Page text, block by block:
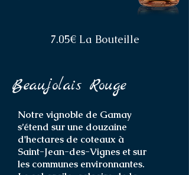
7.05€ La Bouteille
Beaujolais Rouge
Notre vignoble de Gamay
s’étend sur une douzaine
d'hectares de coteaux à
Saint-Jean-des-Vignes et sur
les communes environnantes.